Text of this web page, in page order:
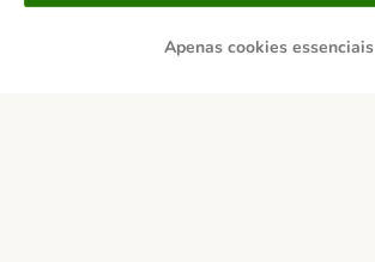
Apenas cookies essenciais